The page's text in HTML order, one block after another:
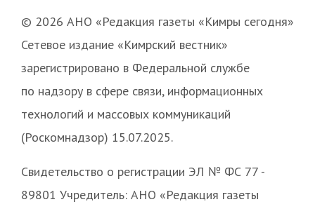
© 2026 АНО «Редакция газеты «Кимры сегодня»
Сетевое издание «Кимрский вестник»
зарегистрировано в Федеральной службе
по надзору в сфере связи, информационных
технологий и массовых коммуникаций
(Роскомнадзор) 15.07.2025.
Свидетельство о регистрации ЭЛ № ФС 77 -
89801 Учредитель: АНО «Редакция газеты